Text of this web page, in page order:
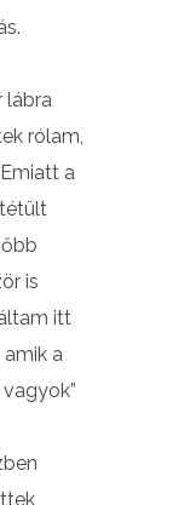
lábra
rólam,
a
is
itt
a